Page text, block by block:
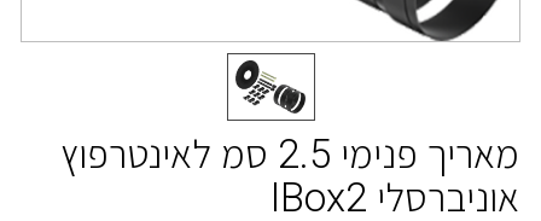
מאריך פנימי 2.5 סמ לאינטרפוץ
אוניברסלי IBox2